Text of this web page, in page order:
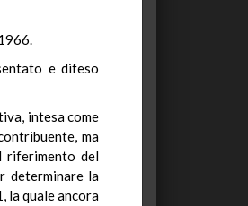
e difeso
intesa come
ma
riferimento del
determinare la
la quale ancora